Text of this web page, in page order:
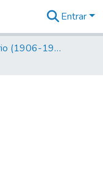
Entrar
Canto Libertário (1906-1995)